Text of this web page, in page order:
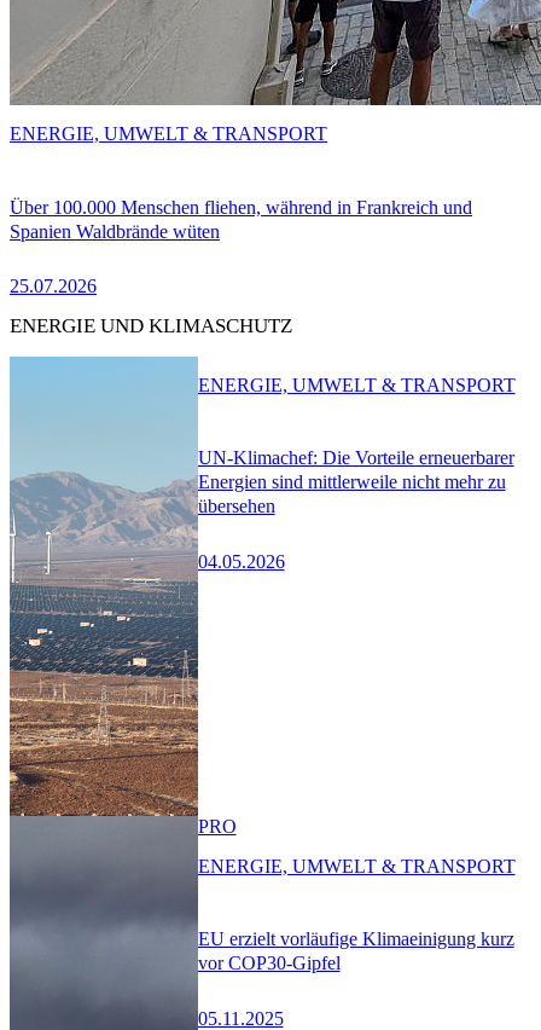
Über 100.000 Menschen fliehen, während in Frankreich und
Spanien Waldbrände wüten
25.07.2026
ENERGIE, UMWELT & TRANSPORT
ENERGIE UND KLIMASCHUTZ
UN-Klimachef: Die Vorteile erneuerbarer
Energien sind mittlerweile nicht mehr zu
übersehen
04.05.2026
ENERGIE, UMWELT & TRANSPORT
EU erzielt vorläufige Klimaeinigung kurz
vor COP30-Gipfel
05.11.2025
PRO
ENERGIE, UMWELT & TRANSPORT